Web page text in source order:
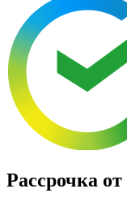
Рассрочка